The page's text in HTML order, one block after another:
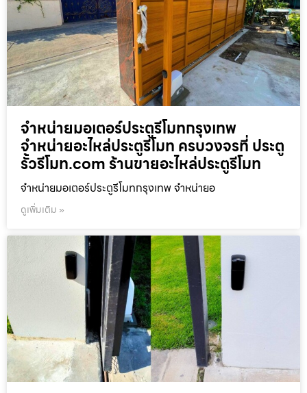
จำหน่ายมอเตอร์ประตูรีโมทกรุงเทพ
จำหน่ายอะไหล่ประตูรีโมท ครบวงจรที่ ประตู
รั้วรีโมท.com ร้านขายอะไหล่ประตูรีโมท
จำหน่ายมอเตอร์ประตูรีโมทกรุงเทพ จำหน่ายอ
ดูเพิ่มเติม »